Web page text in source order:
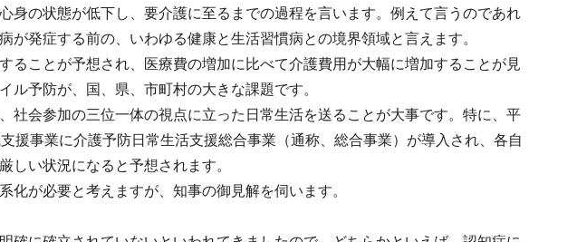
身の状態が低下し、要介護に至るまでの過程を言います。例えて言うのであれ
発症する前の、いわゆる健康と生活習慣病との境界領域と言えます。
ることが予想され、医療費の増加に比べて介護費用が大幅に増加することが見
予防が、国、県、市町村の大きな課題です。
社会参加の三位一体の視点に立った日常生活を送ることが大事です。特に、平
援事業に介護予防日常生活支援総合事業（通称、総合事業）が導入され、各自
しい状況になると予想されます。
が必要と考えますが、知事の御見解を伺います。